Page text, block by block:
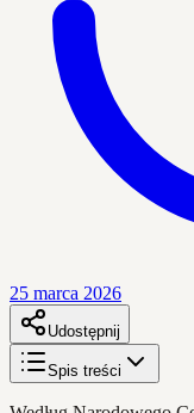
25 marca 2026
Udostępnij
Spis treści